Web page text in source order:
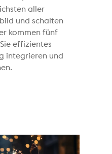
aller
und schalten
kommen fünf
effizientes
integrieren und